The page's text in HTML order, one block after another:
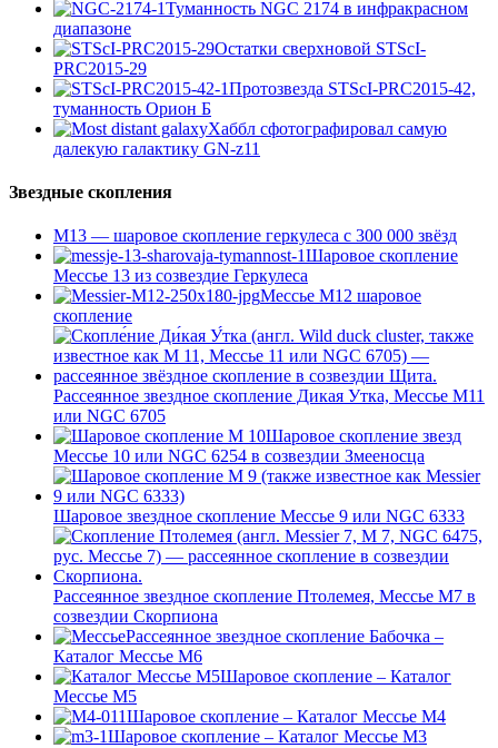
Туманность NGC 2174 в инфракрасном
диапазоне
Остатки сверхновой STScI-
PRC2015-29
Протозвезда STScI-PRC2015-42,
туманность Орион Б
Хаббл сфотографировал самую
далекую галактику GN-z11
Звездные скопления
М13 — шаровое скопление геркулеса с 300 000 звёзд
Шаровое скопление
Мессье 13 из созвездие Геркулеса
Мессье М12 шаровое
скопление
Рассеянное звездное скопление Дикая Утка, Мессье М11
или NGC 6705
Шаровое скопление звезд
Мессье 10 или NGC 6254 в созвездии Змееносца
Шаровое звездное скопление Мессье 9 или NGC 6333
Рассеянное звездное скопление Птолемея, Мессье М7 в
созвездии Скорпиона
Рассеянное звездное скопление Бабочка –
Каталог Мессье М6
Шаровое скопление – Каталог
Мессье М5
Шаровое скопление – Каталог Мессье М4
Шаровое скопление – Каталог Мессье М3